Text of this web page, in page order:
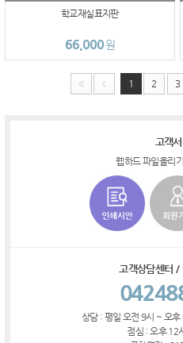
학교재실표지판
66,000원
1 2 3
고객
웹하드 파일올리기
고객상담센터 /
상담 : 평일 오전 9시 ~ 오
점심 : 오후 12